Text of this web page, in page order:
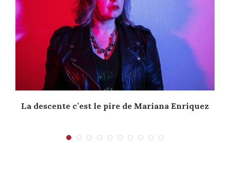
La descente c’est le pire de Mariana Enriquez